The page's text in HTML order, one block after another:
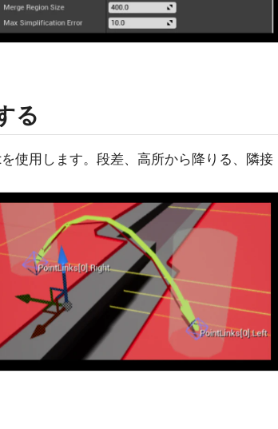
る
使用します。段差、高所から降りる、隣接